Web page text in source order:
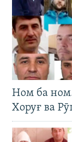
Ном ба
Хоруғ ва